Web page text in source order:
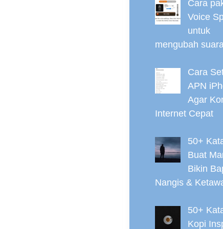
Cara
Voice
untuk
mengubah
Cara
APN
Agar
Internet Cepat
50+
Buat
Bikin
Nangis &
50+
Kopi